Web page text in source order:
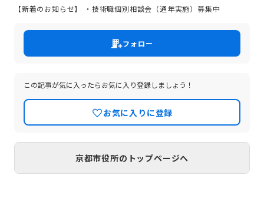
【新着のお知らせ】 ・技術職個別相談会（通年実施）募集中
フォロー
この記事が気に入ったらお気に入り登録しましょう！
お気に入りに登録
京都市役所のトップページへ